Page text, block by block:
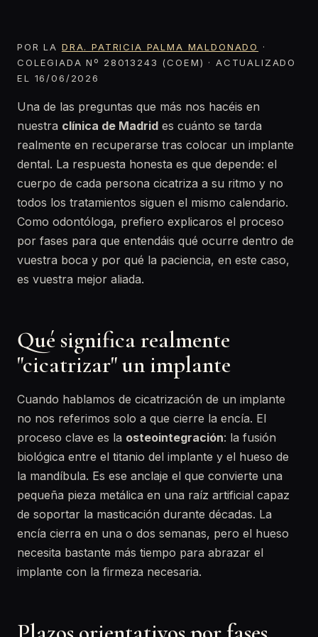
POR LA DRA. PATRICIA PALMA MALDONADO
·
COLEGIADA Nº 28013243 (COEM) · ACTUALIZADO
EL 16/06/2026
Una de las preguntas que más nos hacéis en
nuestra clínica de Madrid es cuánto se tarda
realmente en recuperarse tras colocar un implante
dental. La respuesta honesta es que depende: el
cuerpo de cada persona cicatriza a su ritmo y no
todos los tratamientos siguen el mismo calendario.
Como odontóloga, prefiero explicaros el proceso
por fases para que entendáis qué ocurre dentro de
vuestra boca y por qué la paciencia, en este caso,
es vuestra mejor aliada.
Qué significa realmente
"cicatrizar" un implante
Cuando hablamos de cicatrización de un implante
no nos referimos solo a que cierre la encía. El
proceso clave es la osteointegración: la fusión
biológica entre el titanio del implante y el hueso de
la mandíbula. Es ese anclaje el que convierte una
pequeña pieza metálica en una raíz artificial capaz
de soportar la masticación durante décadas. La
encía cierra en una o dos semanas, pero el hueso
necesita bastante más tiempo para abrazar el
implante con la firmeza necesaria.